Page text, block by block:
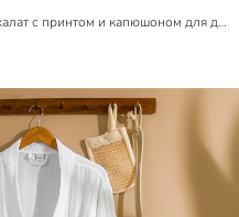
Детский банный халат с принтом и капюшоном для девочек